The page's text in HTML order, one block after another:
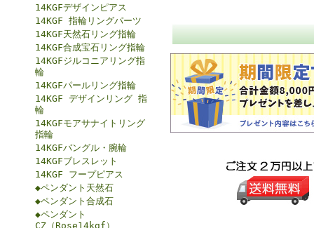
14KGFデザインピアス
14KGF 指輪リングパーツ
14KGF天然石リング指輪
14KGF合成宝石リング指輪
14KGFジルコニアリング指
輪
14KGFパールリング指輪
14KGF デザインリング 指
輪
14KGFモアサナイトリング
指輪
14KGFバングル・腕輪
14KGFブレスレット
14KGF フープピアス
◆ペンダント天然石
◆ペンダント合成石
◆ペンダント
CZ（Rose14kgf）